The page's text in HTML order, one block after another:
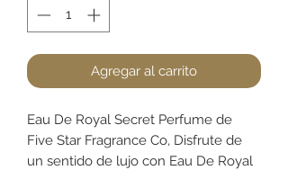
Agregar al carrito
Eau De Royal Secret Perfume de
Five Star Fragrance Co, Disfrute de
un sentido de lujo con Eau De Royal